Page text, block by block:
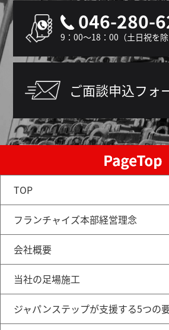
046-280-
9：00～18：00（土日祝を除
ご面談申込フォ
TOP
フランチャイズ本部経営理念
会社概要
当社の足場施工
ジャパンステップが支援する5つの